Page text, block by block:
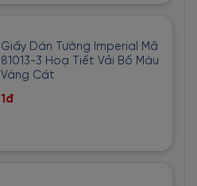
Giấy Dán Tường Imperial Mã
81013-3 Hoạ Tiết Vải Bố Màu
Vàng Cát
1đ